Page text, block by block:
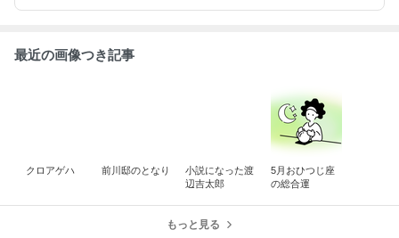
最近の画像つき記事
クロアゲハ 前川邸のとなり
小説になった渡
辺吉太郎
5月おひつじ座
の総合運
もっと見る